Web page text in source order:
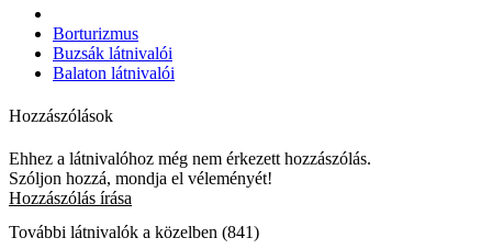
Borturizmus
Buzsák látnivalói
Balaton látnivalói
Hozzászólások
Ehhez a látnivalóhoz még nem érkezett hozzászólás.
Szóljon hozzá, mondja el véleményét!
Hozzászólás írása
További látnivalók a közelben (841)